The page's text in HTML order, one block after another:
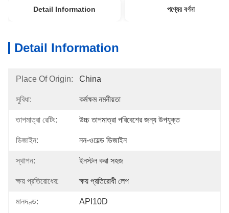
Detail Information পণ্যের বর্ণনা
Detail Information
Place Of Origin: China
সুবিধা: কর্মক্ষম নমনীয়তা
তাপমাত্রা রেটিং: উচ্চ তাপমাত্রা পরিবেশের জন্য উপযুক্ত
ডিজাইন: নন-ওয়েল্ড ডিজাইন
স্থাপন: ইনস্টল করা সহজ
ক্ষয় প্রতিরোধের: ক্ষয় প্রতিরোধী লেপ
মানদণ্ড: API10D